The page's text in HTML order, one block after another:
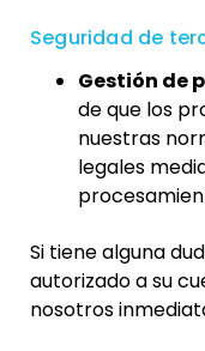
Seguridad de
Gestión de
de que los
nuestras
legales
Si tiene alguna
autorizado a su
nosotros